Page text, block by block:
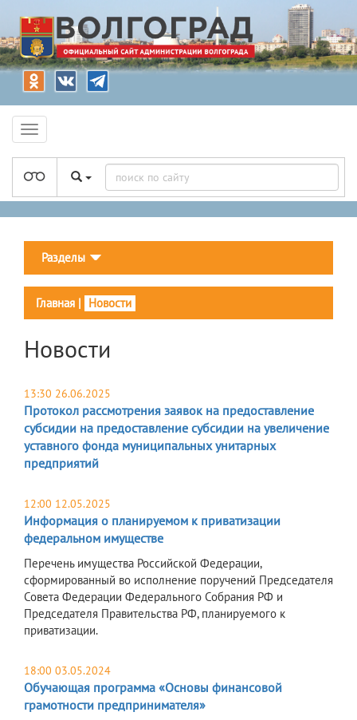
Разделы
Главная | Новости
Новости
13:30 26.06.2025
Протокол рассмотрения заявок на предоставление
субсидии на предоставление субсидии на увеличение
уставного фонда муниципальных унитарных
предприятий
12:00 12.05.2025
Информация о планируемом к приватизации
федеральном имуществе
Перечень имущества Российской Федерации,
сформированный во исполнение поручений Председателя
Совета Федерации Федерального Собрания РФ и
Председателя Правительства РФ, планируемого к
приватизации.
18:00 03.05.2024
Обучающая программа «Основы финансовой
грамотности предпринимателя»